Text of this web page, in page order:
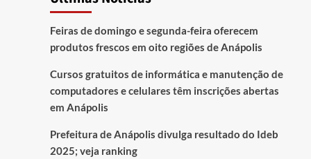
Feiras de domingo e segunda-feira oferecem
produtos frescos em oito regiões de Anápolis
Cursos gratuitos de informática e manutenção de
computadores e celulares têm inscrições abertas
em Anápolis
Prefeitura de Anápolis divulga resultado do Ideb
2025; veja ranking